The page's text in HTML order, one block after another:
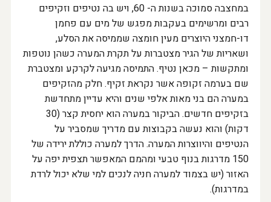
במחצבה סמוכה בשנות ה- 60, ויש בה נטיפים וזקיפים
רבים ומרשימים בעקבות מפגש של מים עם פחמן
דו-חמצני היוצרים מעין חומצה שממיסה את הסלע,
ושאריות של הגיר מצטברות על תקרת המערה כשהן נוטפות
ומתקשות – מכאן נטיף. התמיסה מגיעה לקרקע ומצטברת
שם בערמה זקופה אשר נקראת זקיף. חלק מהזקיפים
במערה הם בני מאות אלפי שנים והיא עדיין מתחדשת
בזקיפים חדשים. הביקור במערה הוא יחסית קצר (30
דקות) והוא נעשה בקבוצות עם מדריך שמסביר על
הנטיפים והיווצרות המערה. הדרך למערה כוללת ירידה של
150 מדרגות בנוף טבעי ומהמם המאפשר תצפית יפה על
האזור (יש בצמוד למערה חניה לנכים למי שלא יכול לרדת
במדרגות).